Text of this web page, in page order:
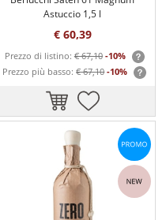
Astuccio 1,5 l
€ 60,39
Prezzo di listino:€ 67,10 -10%
Prezzo più basso:€ 67,10 -10%